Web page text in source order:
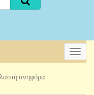
ανηφόρα